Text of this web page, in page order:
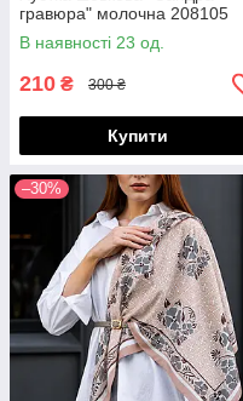
гравюра" молочна 208105
В наявності 23 од.
210 ₴ 300 ₴
Купити
–30%